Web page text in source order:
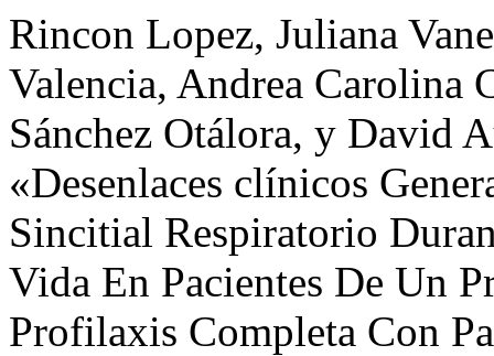
Rincon Lopez, Juliana
Valencia, Andrea Carolina
Sánchez Otálora, y David
«Desenlaces clínicos
Sincitial Respiratorio
Vida En Pacientes De Un
Profilaxis Completa Con